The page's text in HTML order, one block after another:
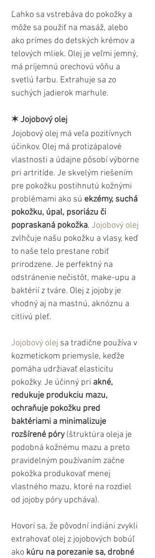
Ľahko sa vstrebáva do pokožky a
môže sa použiť na masáž, alebo
ako prímes do detských krémov a
telových mliek. Olej je veľmi jemný,
má príjemnú orechovú vôňu a
svetlú farbu. Extrahuje sa zo
suchých jadierok marhule.
✶ Jojobový olej
Jojobový olej má veľa pozitívnych
účinkov. Olej má protizápalové
vlastnosti a údajne pôsobí výborne
pri artritíde. Je skvelým riešením
pre pokožku postihnutú kožnými
problémami ako sú ekzémy, suchá
pokožku, úpal, psoriázu či
popraskaná pokožka. Jojobový olej
zvlhčuje našu pokožku a vlasy, keď
to naše telo prestane robiť
prirodzene. Je perfektný na
odstránenie nečistôt, make-upu a
baktérií z tváre. Olej z jojoby je
vhodný aj na mastnú, aknóznu a
citlivú pleť.
Jojobový olej sa tradične používa v
kozmetickom priemysle, keďže
pomáha udržiavať elasticitu
pokožky. Je účinný pri akné,
redukuje produkciu mazu,
ochraňuje pokožku pred
baktériami a minimalizuje
rozšírené póry (štruktúra oleja je
podobná kožnému mazu a preto
pravidelným používaním začne
pokožka produkovať menej
vlastného mazu, ktoré na rozdiel
od jojoby póry upcháva).
Hovorí sa, že pôvodní indiáni zvykli
extrahovať olej z jojobových bobúľ
ako kúru na porezanie sa, drobné